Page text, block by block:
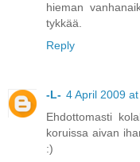
hieman
tykkää.
Reply
-L- 4 April 2009
Ehdottomasti
koruissa aivan
:)